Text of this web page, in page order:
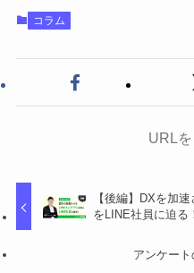
コラム
URL
【後編】DXを加
をLINE社員に迫る
アンケー